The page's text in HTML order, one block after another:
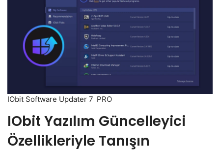
IObit Software Updater 7 PRO
IObit Yazılım Güncelleyici
Özellikleriyle Tanışın